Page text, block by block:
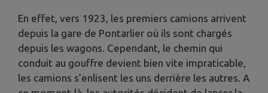
En effet, vers 1923, les premiers camions arrivent
depuis la gare de Pontarlier où ils sont chargés
depuis les wagons. Cependant, le chemin qui
conduit au gouffre devient bien vite impraticable,
les camions s’enlisent les uns derrière les autres. A